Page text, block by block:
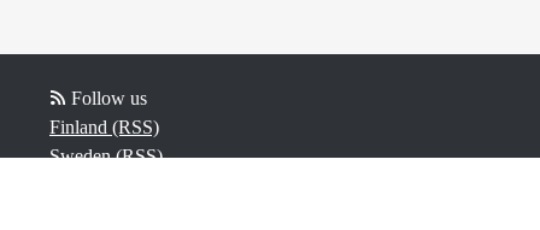
Follow us
Finland (RSS)
Sweden (RSS)